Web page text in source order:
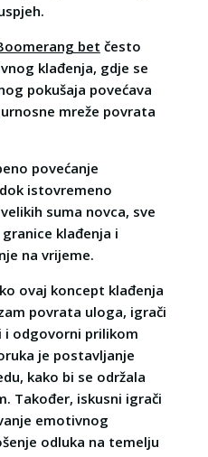
bet često
klađenja, gdje se
pokušaja povećava
mreže povrata
povećanje
istovremeno
suma novca, sve
klađenja i
na vrijeme.
ovaj koncept klađenja
povrata uloga, igrači
i odgovorni prilikom
je postavljanje
kako bi se održala
Također, iskusni igrači
emotivnog
odluka na temelju